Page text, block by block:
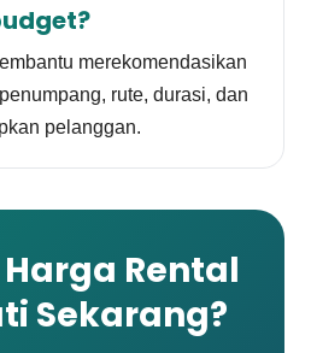
merekomendasikan
rute, durasi, dan
pelanggan.
Rental
Sekarang?